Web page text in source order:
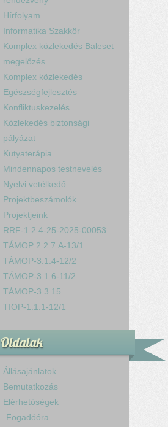
Hírfolyam
Informatika Szakkör
Komplex közlekedés Baleset
megelőzés
Komplex közlekedés
Egészségfejlesztés
Konfliktuskezelés
Közlekedés biztonsági
pályázat
Kutyaterápia
Mindennapos testnevelés
Nyelvi vetélkedő
Projektbeszámolók
Projektjeink
RRF-1.2.4-25-2025-00053
TÁMOP 2.2.7.A-13/1
TÁMOP-3.1.4-12/2
TÁMOP-3.1.6-11/2
TÁMOP-3.3.15.
TIOP-1.1.1-12/1
Oldalak
Állásajánlatok
Bemutatkozás
Elérhetőségek
Fogadóóra